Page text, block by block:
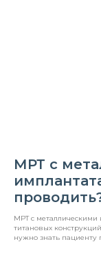
МРТ с
МРТ с металлическими
титановых
нужно знать пациенту